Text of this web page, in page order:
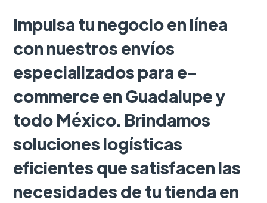
Impulsa tu negocio en línea
con nuestros envíos
especializados para e-
commerce en Guadalupe y
todo México. Brindamos
soluciones logísticas
eficientes que satisfacen las
necesidades de tu tienda en